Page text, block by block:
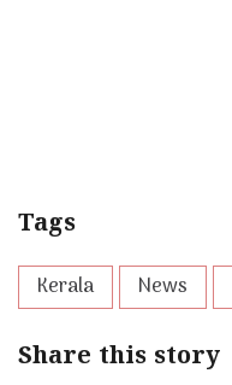
Tags
Kerala News
Share this story